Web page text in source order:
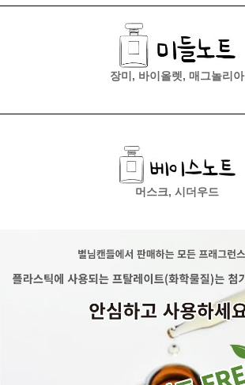
장미, 바이올렛, 매그놀리아
머스크, 시더우드